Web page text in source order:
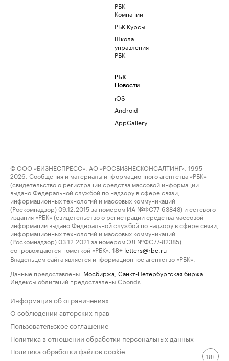
РБК
Компании
РБК Курсы
Школа
управления
РБК
РБК
Новости
iOS
Android
AppGallery
© ООО «БИЗНЕСПРЕСС», АО «РОСБИЗНЕСКОНСАЛТИНГ», 1995–
2026. Сообщения и материалы информационного агентства «РБК»
(свидетельство о регистрации средства массовой информации
выдано Федеральной службой по надзору в сфере связи,
информационных технологий и массовых коммуникаций
(Роскомнадзор) 09.12.2015 за номером ИА №ФС77-63848) и сетевого
издания «РБК» (свидетельство о регистрации средства массовой
информации выдано Федеральной службой по надзору в сфере связи,
информационных технологий и массовых коммуникаций
(Роскомнадзор) 03.12.2021 за номером ЭЛ №ФС77-82385)
сопровождаются пометкой «РБК».
18+ letters@rbc.ru
Владельцем сайта является информационное агентство «РБК».
Данные предоставлены: Мосбиржа Санкт-Петербургская биржа
Индексы облигаций предоставлены Cbonds.
Информация об ограничениях
О соблюдении авторских прав
Пользовательское соглашение
Политика в отношении обработки персональных данных
Политика обработки файлов cookie
18+